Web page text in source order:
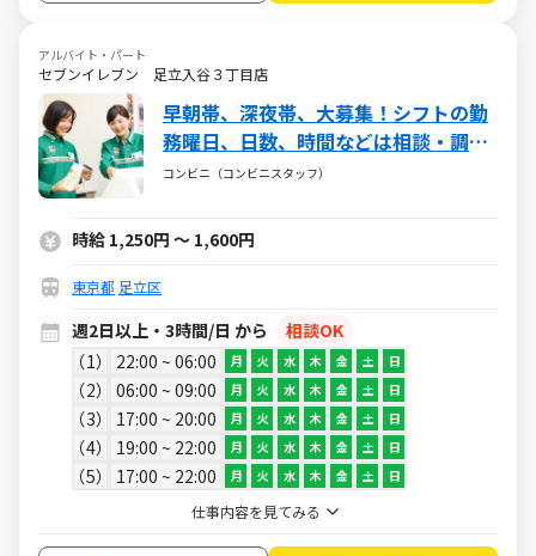
アルバイト・パート
セブンイレブン 足立入谷３丁目店
早朝帯、深夜帯、大募集！シフトの勤
務曜日、日数、時間などは相談・調整
いたします♪
コンビニ（コンビニスタッフ）
時給 1,250円 ～ 1,600円
東京都 足立区
週2日以上・3時間/日 から
相談OK
1
22:00 ~ 06:00 月 火 水 木 金 土 日
2 06:00 ~ 09:00 月 火 水 木 金 土 日
3 17:00 ~ 20:00 月 火 水 木 金 土 日
4 19:00 ~ 22:00 月 火 水 木 金 土 日
5 17:00 ~ 22:00 月 火 水 木 金 土 日
仕事内容を見てみる